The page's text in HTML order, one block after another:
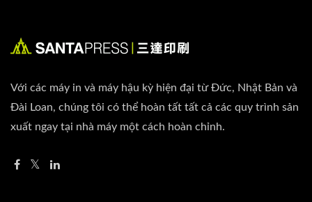
Với các máy in và máy hậu kỳ hiện đại từ Đức, Nhật Bản và
Đài Loan, chúng tôi có thể hoàn tất tất cả các quy trình sản
xuất ngay tại nhà máy một cách hoàn chỉnh.